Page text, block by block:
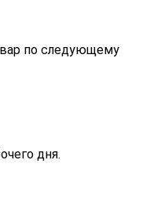
по следующему
дня.